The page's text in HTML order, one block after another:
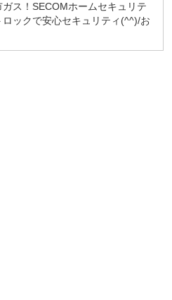
ス！SECOMホームセキュリテ
ックで安心セキュリティ(^^)/お